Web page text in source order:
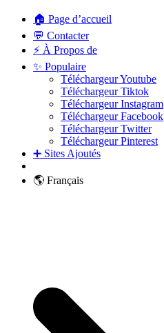
🏠 Page d’accueil
💬 Contacter
⚡ À Propos de
✨ Populaire
Téléchargeur Youtube
Téléchargeur Tiktok
Téléchargeur Instagram
Téléchargeur Facebook
Téléchargeur Twitter
Téléchargeur Pinterest
➕ Sites Ajoutés
🌎 Français